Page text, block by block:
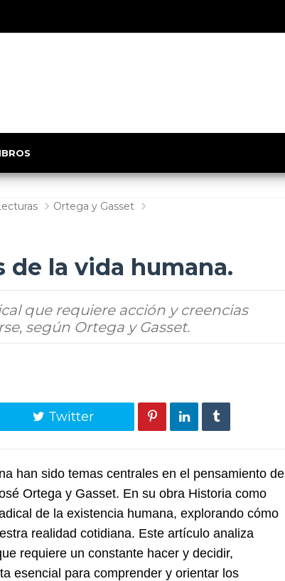
Ortega y Gasset
de la vida humana.
que requiere acción y creencias
según Ortega y Gasset.
Twitter
han sido temas centrales en el pensamiento de
Ortega y Gasset. En su obra Historia como
de la existencia humana, explorando cómo
realidad cotidiana. Este artículo analiza
requiere un constante hacer y decidir,
esencial para comprender y orientar los